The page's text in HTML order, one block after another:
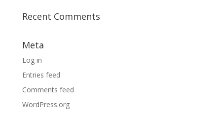
Recent Comments
Meta
Log in
Entries feed
Comments feed
WordPress.org